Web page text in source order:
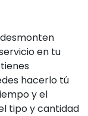
en tu
hacerlo tú
y el
tipo y cantidad